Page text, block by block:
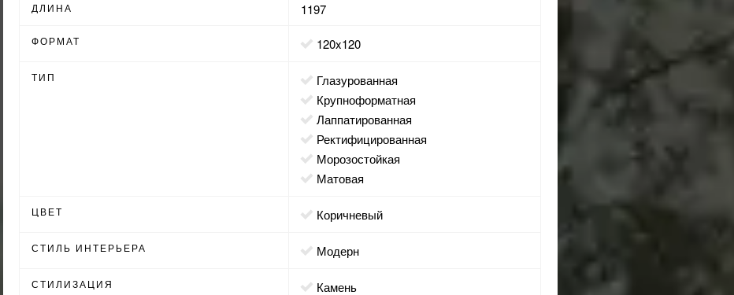
ДЛИНА 1197
ФОРМАТ 120x120
ТИП
глазурованная
крупноформатная
лаппатированная
ректифицированная
морозостойкая
матовая
ЦВЕТ коричневый
СТИЛЬ ИНТЕРЬЕРА модерн
СТИЛИЗАЦИЯ камень